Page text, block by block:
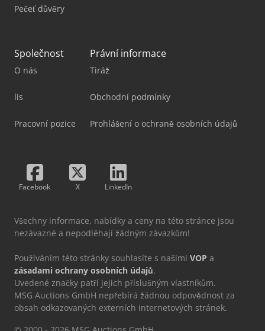
Pečeť důvěry
Společnost
O nás
lis
Pracovní pozice
Právní informace
Tiráž
Obchodní podmínky
Prohlášení o ochraně osobních údajů
Facebook X LinkedIn
Všechny informace, nabídky a ceny na této stránce jsou
nezávazné a nepodléhají žádným závazkům!
Používáním této stránky souhlasíte s našimi VOP a
zásadami ochrany osobních údajů.
Uvedené značky patří jejich příslušným vlastníkům.
MSG Auctions GmbH nepřebírá žádnou odpovědnost za
obsah odkazovaných externích internetových stránek.